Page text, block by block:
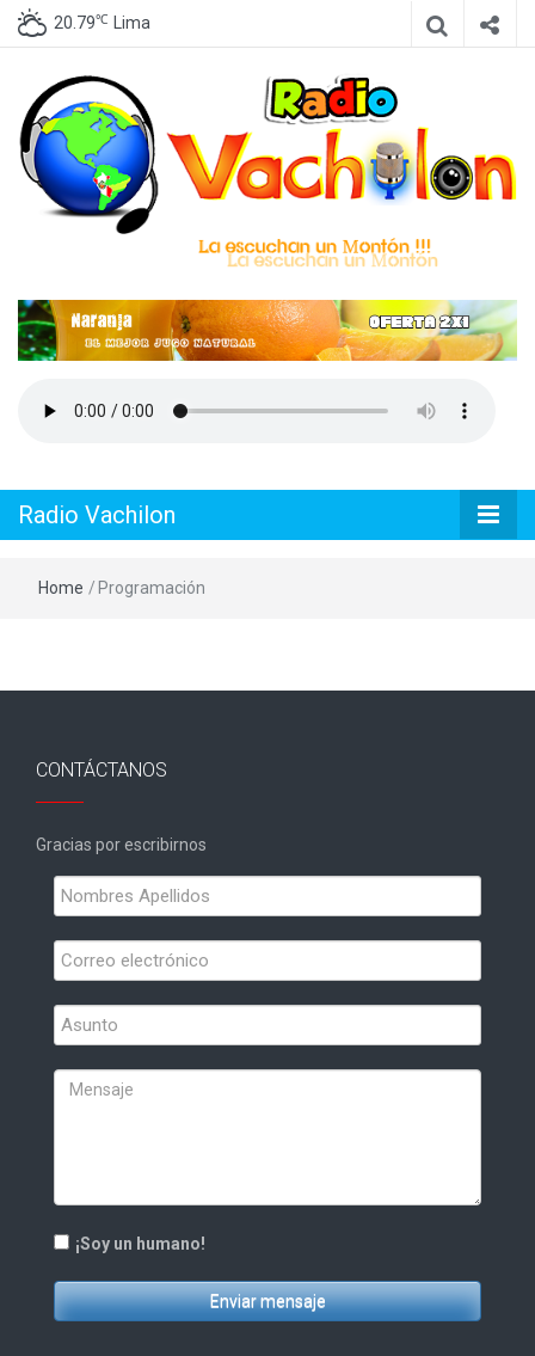
20.79℃ Lima
Radio
Vachilon
Radio Vachilon
Home / Programación
CONTÁCTANOS
Gracias por escribirnos
¡Soy un humano!
Enviar mensaje